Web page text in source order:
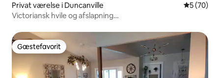
Privat værelse i Duncanville 5 ud af 5 i
5 (70)
Victoriansk hvile og afslapning
Gæstefavorit
Gæstefavorit